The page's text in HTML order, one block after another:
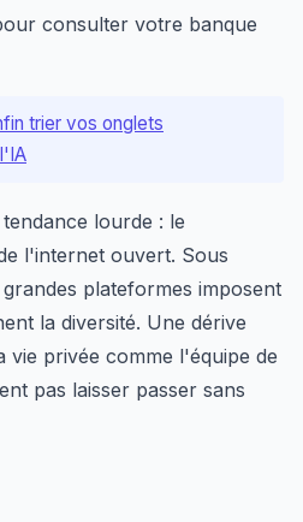
consulter votre banque
trier vos onglets
lourde : le
l'internet ouvert. Sous
plateformes imposent
la diversité. Une dérive
vie privée comme l'équipe de
pas laisser passer sans